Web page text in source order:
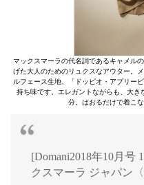
マックスマーラの代名詞であるキャメル
げた大人のためのリュクスなアウター。
ルフェース生地、「ドッピオ・アプリー
持ち味です。エレガントながらも、大
分。はおるだけで着こ
[Domani2018年10月号
クスマーラ ジャパン